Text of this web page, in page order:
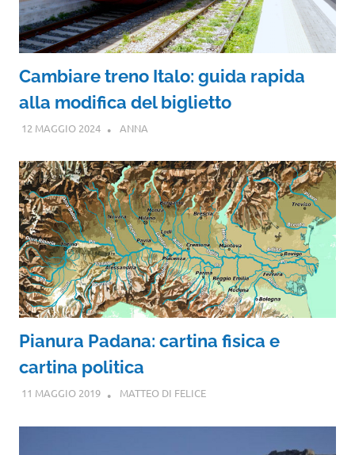
Cambiare treno Italo: guida rapida
alla modifica del biglietto
12 MAGGIO 2024 ANNA
Pianura Padana: cartina fisica e
cartina politica
11 MAGGIO 2019 MATTEO DI FELICE